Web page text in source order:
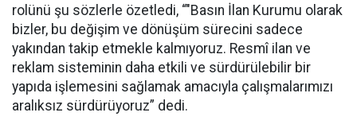
rolünü şu sözlerle özetledi, “"Basın İlan Kurumu olarak
bizler, bu değişim ve dönüşüm sürecini sadece
yakından takip etmekle kalmıyoruz. Resmî ilan ve
reklam sisteminin daha etkili ve sürdürülebilir bir
yapıda işlemesini sağlamak amacıyla çalışmalarımızı
aralıksız sürdürüyoruz” dedi.